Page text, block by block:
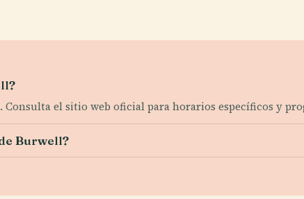
el sitio web oficial para horarios específicos y
Burwell?